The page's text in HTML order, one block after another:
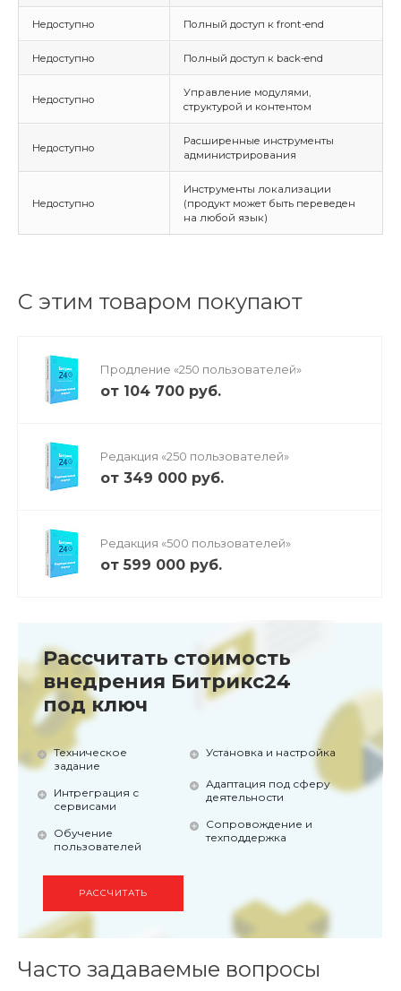
Недоступно Полный доступ к front-end
Недоступно Полный доступ к back-end
Недоступно
Управление модулями,
структурой и контентом
Недоступно
Расширенные инструменты
администрирования
Недоступно
Инструменты локализации
(продукт может быть переведен
на любой язык)
С этим товаром покупают
Продление «250 пользователей»
от 104 700 руб.
Редакция «250 пользователей»
от 349 000 руб.
Редакция «500 пользователей»
от 599 000 руб.
Рассчитать стоимость
внедрения Битрикс24
под ключ
Техническое
задание
Интреграция с
сервисами
Обучение
пользователей
Установка и настройка
Адаптация под сферу
деятельности
Сопровождение и
техподдержка
РАССЧИТАТЬ
Часто задаваемые вопросы